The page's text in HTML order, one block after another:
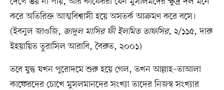
করে অতিরিক্ত আত্মবিশ্বাসী হয়ে অসতর্ক আক্রমণ করে বসে।
(ইবনুল জাওজি, জাদুল মাসির ফী ইলমিত তাফসির, ২/১১৫, দারু
ইহয়ায়িত তুরাসিল আরাবি, বৈরুত, ২০০১)
তবে যুদ্ধ যখন পুরোদমে শুরু হয়ে গেল, তখন আল্লাহ–তাআলা
কাফেরদের চোখে মুসলমানদের সংখ্যা তাদের নিজস্ব সংখ্যার